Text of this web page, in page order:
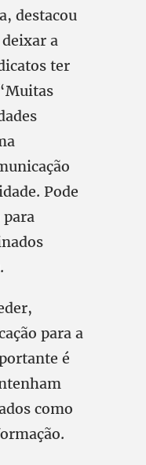
destacou
deixar a
ter
Pode
para
para a
é
como